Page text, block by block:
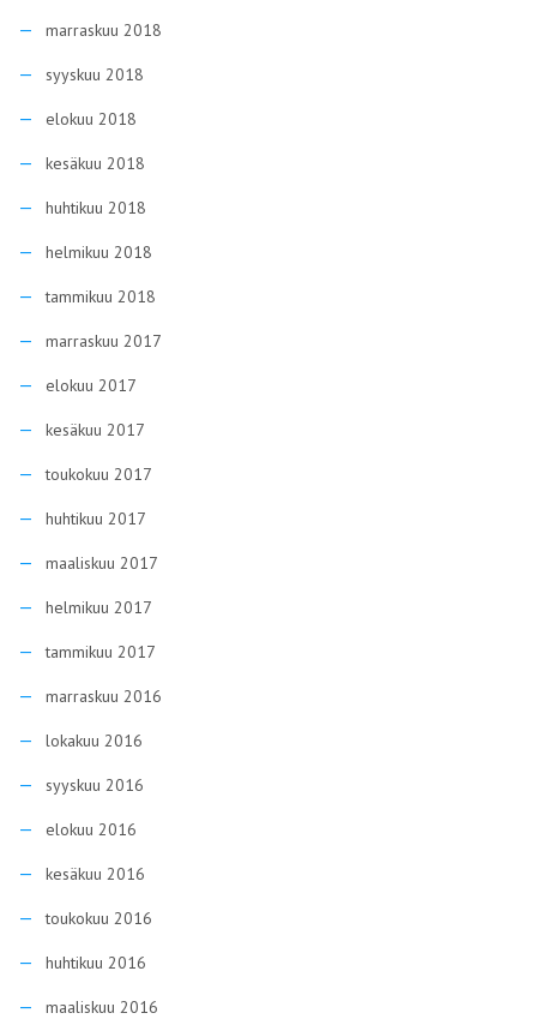
marraskuu 2018
syyskuu 2018
elokuu 2018
kesäkuu 2018
huhtikuu 2018
helmikuu 2018
tammikuu 2018
marraskuu 2017
elokuu 2017
kesäkuu 2017
toukokuu 2017
huhtikuu 2017
maaliskuu 2017
helmikuu 2017
tammikuu 2017
marraskuu 2016
lokakuu 2016
syyskuu 2016
elokuu 2016
kesäkuu 2016
toukokuu 2016
huhtikuu 2016
maaliskuu 2016